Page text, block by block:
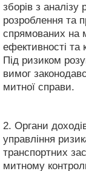
зборів з аналізу
розроблення та
спрямованих на
ефективності та
Під ризиком
вимог
митної справи.
2. Органи
управління
транспортних
митному